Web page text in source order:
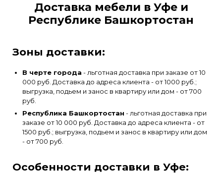
Доставка мебели в Уфе и
Республике Башкортостан
Зоны доставки:
В черте города - льготная доставка при заказе от 10
000 руб. Доставка до адреса клиента - от 1000 руб.;
выгрузка, подьем и занос в квартиру или дом - от 700
руб.
Республика Башкортостан - льготная доставка при
заказе от 10 000 руб. Доставка до адреса клиента - от
1500 руб.; выгрузка, подьем и занос в квартиру или дом
- от 700 руб.
Особенности доставки в Уфе: